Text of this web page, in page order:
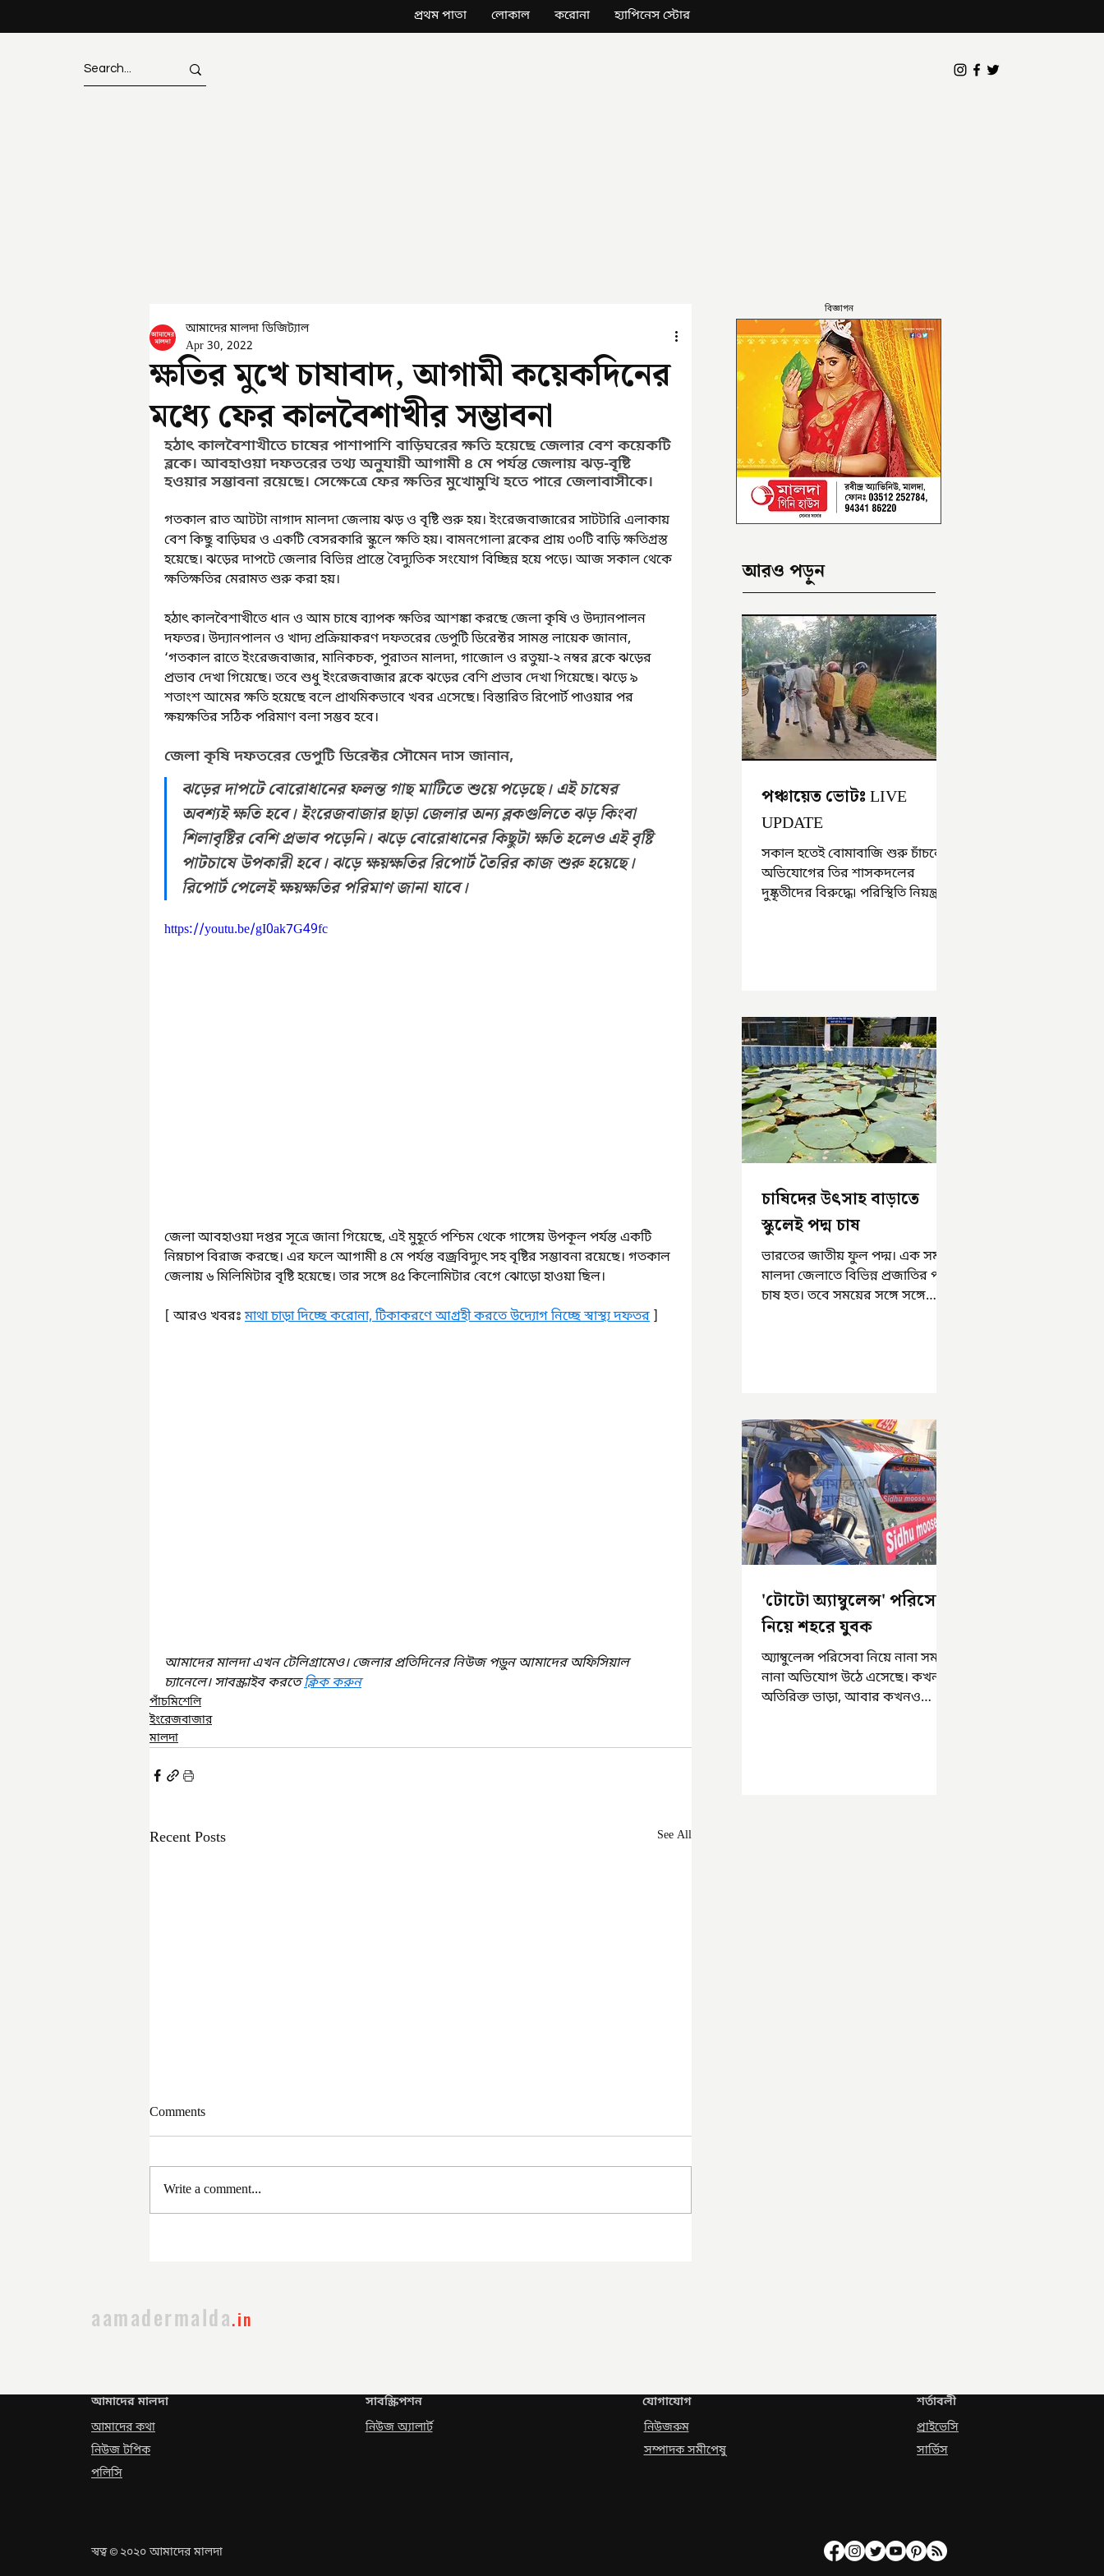
প্রথম পাতা লোকাল করোনা হ্যাপিনেস স্টোর
ক্ষতির মুখে চাষাবাদ, আগামী কয়েকদিনের
মধ্যে ফের কালবৈশাখীর সম্ভাবনা
আমাদের মালদা ডিজিট্যাল
Apr 30, 2022
হঠাৎ কালবৈশাখীতে চাষের পাশাপাশি বাড়িঘরের ক্ষতি হয়েছে জেলার বেশ কয়েকটি
ব্লকে। আবহাওয়া দফতরের তথ্য অনুযায়ী আগামী ৪ মে পর্যন্ত জেলায় ঝড়-বৃষ্টি
হওয়ার সম্ভাবনা রয়েছে। সেক্ষেত্রে ফের ক্ষতির মুখোমুখি হতে পারে জেলাবাসীকে।
গতকাল রাত আটটা নাগাদ মালদা জেলায় ঝড় ও বৃষ্টি শুরু হয়। ইংরেজবাজারের সাটটারি এলাকায়
বেশ কিছু বাড়িঘর ও একটি বেসরকারি স্কুলে ক্ষতি হয়। বামনগোলা ব্লকের প্রায় ৩০টি বাড়ি ক্ষতিগ্রস্ত
হয়েছে। ঝড়ের দাপটে জেলার বিভিন্ন প্রান্তে বৈদ্যুতিক সংযোগ বিচ্ছিন্ন হয়ে পড়ে। আজ সকাল থেকে
ক্ষতিক্ষতির মেরামত শুরু করা হয়।
হঠাৎ কালবৈশাখীতে ধান ও আম চাষে ব্যাপক ক্ষতির আশঙ্কা করছে জেলা কৃষি ও উদ্যানপালন
দফতর। উদ্যানপালন ও খাদ্য প্রক্রিয়াকরণ দফতরের ডেপুটি ডিরেক্টর সামন্ত লায়েক জানান,
‘গতকাল রাতে ইংরেজবাজার, মানিকচক, পুরাতন মালদা, গাজোল ও রতুয়া-২ নম্বর ব্লকে ঝড়ের
প্রভাব দেখা গিয়েছে। তবে শুধু ইংরেজবাজার ব্লকে ঝড়ের বেশি প্রভাব দেখা গিয়েছে। ঝড়ে ৯
শতাংশ আমের ক্ষতি হয়েছে বলে প্রাথমিকভাবে খবর এসেছে। বিস্তারিত রিপোর্ট পাওয়ার পর
ক্ষয়ক্ষতির সঠিক পরিমাণ বলা সম্ভব হবে।
জেলা কৃষি দফতরের ডেপুটি ডিরেক্টর সৌমেন দাস জানান,
ঝড়ের দাপটে বোরোধানের ফলন্ত গাছ মাটিতে শুয়ে পড়েছে। এই চাষের
অবশ্যই ক্ষতি হবে। ইংরেজবাজার ছাড়া জেলার অন্য ব্লকগুলিতে ঝড় কিংবা
শিলাবৃষ্টির বেশি প্রভাব পড়েনি। ঝড়ে বোরোধানের কিছুটা ক্ষতি হলেও এই বৃষ্টি
পাটচাষে উপকারী হবে। ঝড়ে ক্ষয়ক্ষতির রিপোর্ট তৈরির কাজ শুরু হয়েছে।
রিপোর্ট পেলেই ক্ষয়ক্ষতির পরিমাণ জানা যাবে।
https://youtu.be/gI0ak7G49fc
জেলা আবহাওয়া দপ্তর সূত্রে জানা গিয়েছে, এই মুহূর্তে পশ্চিম থেকে গাঙ্গেয় উপকূল পর্যন্ত একটি
নিম্নচাপ বিরাজ করছে। এর ফলে আগামী ৪ মে পর্যন্ত বজ্রবিদ্যুৎ সহ বৃষ্টির সম্ভাবনা রয়েছে। গতকাল
জেলায় ৬ মিলিমিটার বৃষ্টি হয়েছে। তার সঙ্গে ৪৫ কিলোমিটার বেগে ঝোড়ো হাওয়া ছিল।
[ আরও খবরঃ মাথা চাড়া দিচ্ছে করোনা, টিকাকরণে আগ্রহী করতে উদ্যোগ নিচ্ছে স্বাস্থ্য দফতর ]
আমাদের মালদা এখন টেলিগ্রামেও। জেলার প্রতিদিনের নিউজ পড়ুন আমাদের অফিসিয়াল
চ্যানেলে। সাবস্ক্রাইব করতে ক্লিক করুন
পাঁচমিশেলি
ইংরেজবাজার
মালদা
Recent Posts See All
Comments
Write a comment...
বিজ্ঞাপন
আরও পড়ুন
পঞ্চায়েত ভোটঃ LIVE
UPDATE
সকাল হতেই বোমাবাজি শুরু চাঁচলে৷
অভিযোগের তির শাসকদলের
দুষ্কৃতীদের বিরুদ্ধে৷ পরিস্থিতি নিয়ন্ত্রণে
চাষিদের উৎসাহ বাড়াতে
স্কুলেই পদ্ম চাষ
ভারতের জাতীয় ফুল পদ্ম। এক সময়
মালদা জেলাতে বিভিন্ন প্রজাতির পদ্ম
চাষ হত। তবে সময়ের সঙ্গে সঙ্গে
'টোটো অ্যাম্বুলেন্স' পরিসেবা
নিয়ে শহরে যুবক
অ্যাম্বুলেন্স পরিসেবা নিয়ে নানা সময়
নানা অভিযোগ উঠে এসেছে। কখনও
অতিরিক্ত ভাড়া, আবার কখনও
aamadermalda.in
আমাদের মালদা
আমাদের কথা
নিউজ টপিক
পলিসি
সাবস্ক্রিপশন
নিউজ অ্যালার্ট
যোগাযোগ
নিউজরুম
সম্পাদক সমীপেষু
শর্তাবলী
প্রাইভেসি
সার্ভিস
স্বত্ব© ২০২০ আমাদের মালদা